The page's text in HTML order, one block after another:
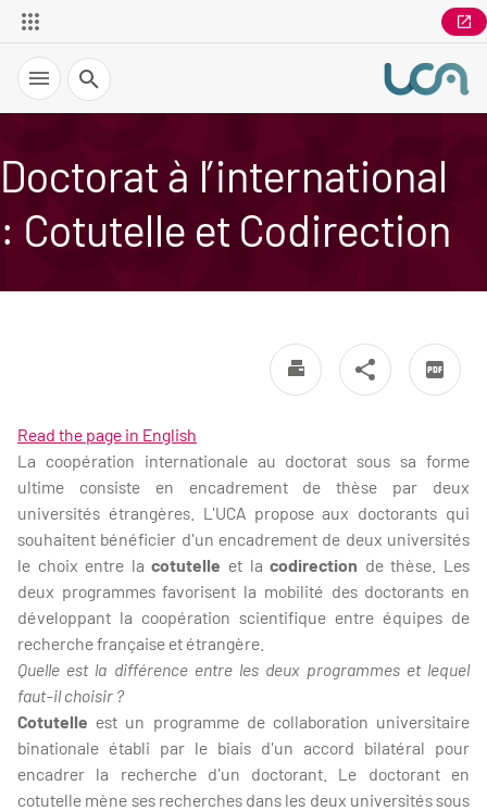
Recherche
Doctorat à l’international
: Cotutelle et Codirection
Read the page in English
La coopération internationale au doctorat sous sa forme
ultime consiste en encadrement de thèse par deux
universités étrangères. L'UCA propose aux doctorants qui
souhaitent bénéficier d'un encadrement de deux universités
le choix entre lacotutelleet lacodirection de thèse. Les
deux programmes favorisent la mobilité des doctorants en
développant la coopération scientifique entre équipes de
recherche française et étrangère.
Quelle est la différence entre les deux programmes et lequel
faut-il choisir ?
Cotutelleest un programme de collaboration universitaire
binationale établi par le biais d'un accord bilatéral pour
encadrer la recherche d'un doctorant. Le doctorant en
cotutelle mène ses recherches dans les deux universités sous